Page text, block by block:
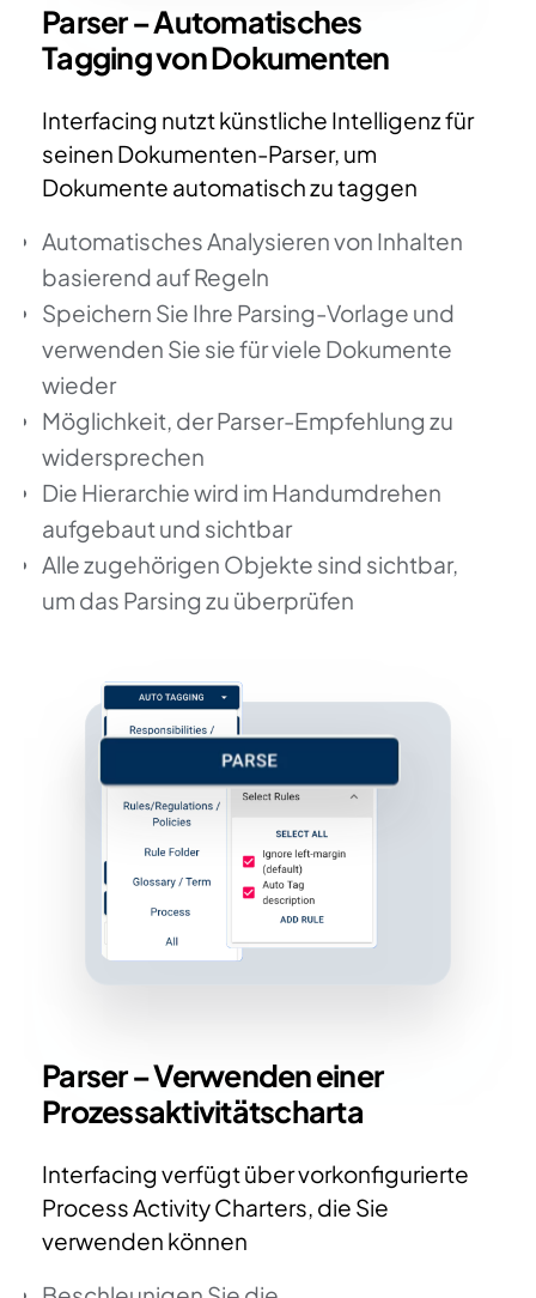
Parser – Automatisches
Tagging von Dokumenten
Interfacing nutzt künstliche Intelligenz für
seinen Dokumenten-Parser, um
Dokumente automatisch zu taggen
Automatisches Analysieren von Inhalten
basierend auf Regeln
Speichern Sie Ihre Parsing-Vorlage und
verwenden Sie sie für viele Dokumente
wieder
Möglichkeit, der Parser-Empfehlung zu
widersprechen
Die Hierarchie wird im Handumdrehen
aufgebaut und sichtbar
Alle zugehörigen Objekte sind sichtbar,
um das Parsing zu überprüfen
Parser – Verwenden einer
Prozessaktivitätscharta
Interfacing verfügt über vorkonfigurierte
Process Activity Charters, die Sie
verwenden können